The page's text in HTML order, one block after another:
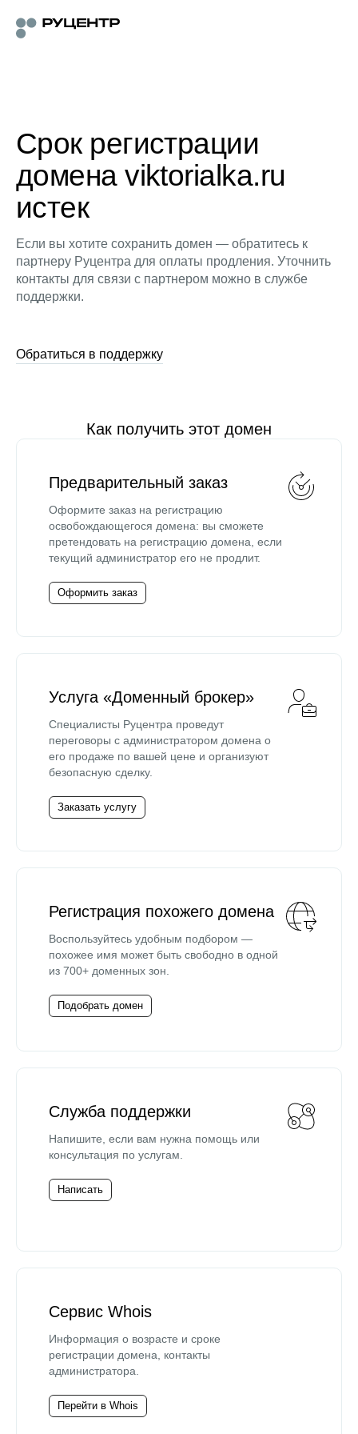
Срок регистрации
домена viktorialka.ru
истек
Если вы хотите сохранить домен — обратитесь к
партнеру Руцентра для оплаты продления. Уточнить
контакты для связи с партнером можно в службе
поддержки.
Обратиться в поддержку
Как получить этот домен
Предварительный заказ
Оформите заказ на регистрацию
освобождающегося домена: вы сможете
претендовать на регистрацию домена, если
текущий администратор его не продлит.
Оформить заказ
Услуга «Доменный брокер»
Специалисты Руцентра проведут
переговоры с администратором домена о
его продаже по вашей цене и организуют
безопасную сделку.
Заказать услугу
Регистрация похожего домена
Воспользуйтесь удобным подбором —
похожее имя может быть свободно в одной
из 700+ доменных зон.
Подобрать домен
Служба поддержки
Напишите, если вам нужна помощь или
консультация по услугам.
Написать
Сервис Whois
Информация о возрасте и сроке
регистрации домена, контакты
администратора.
Перейти в Whois